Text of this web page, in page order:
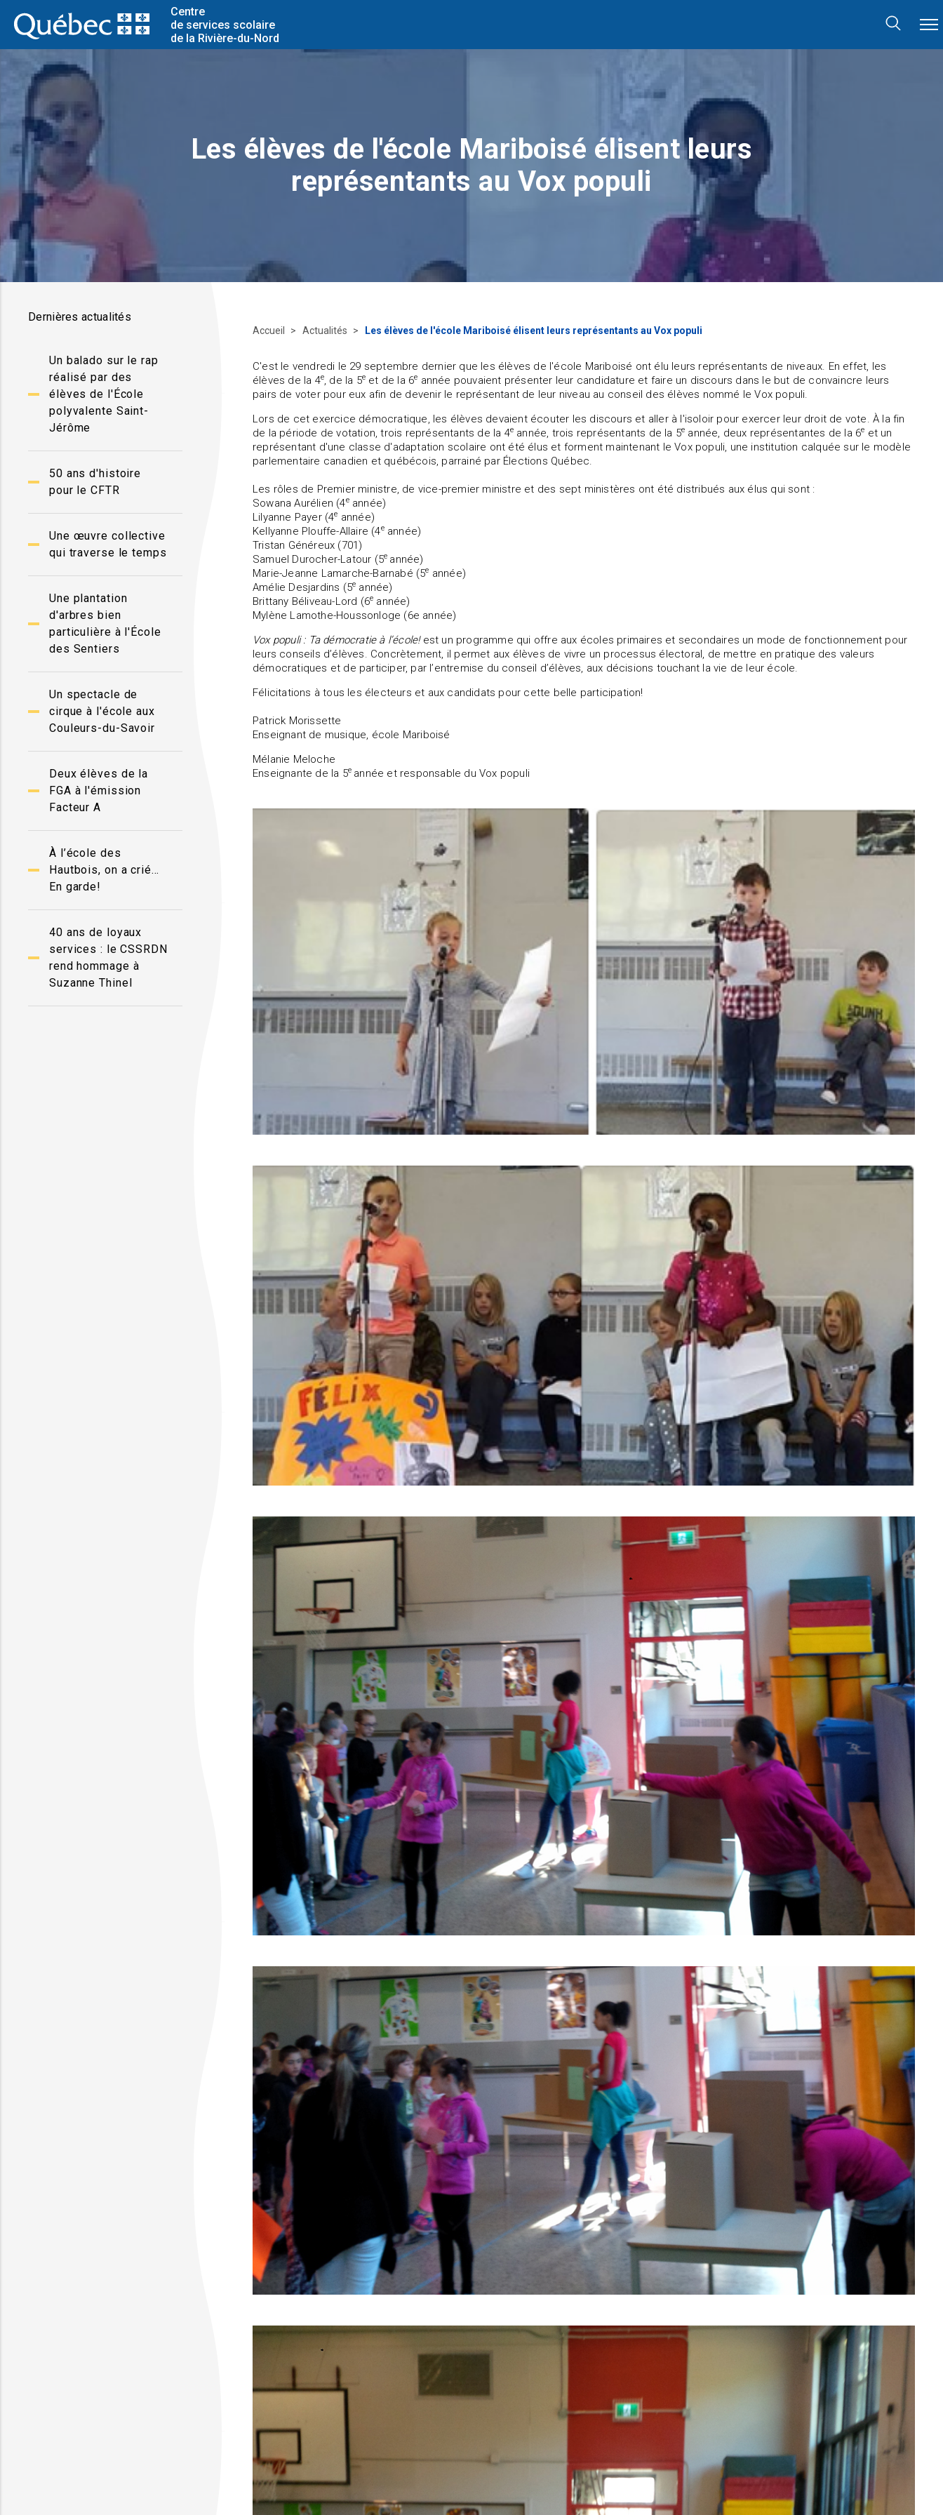
Centre
de services scolaire
de la Rivière-du-Nord
Les élèves de l'école Mariboisé élisent leurs
représentants au Vox populi
Dernières actualités
Un balado sur le rap
réalisé par des
élèves de l'École
polyvalente Saint-
Jérôme
50 ans d'histoire
pour le CFTR
Une œuvre collective
qui traverse le temps
Une plantation
d'arbres bien
particulière à l'École
des Sentiers
Un spectacle de
cirque à l'école aux
Couleurs-du-Savoir
Deux élèves de la
FGA à l'émission
Facteur A
À l’école des
Hautbois, on a crié…
En garde!
40 ans de loyaux
services : le CSSRDN
rend hommage à
Suzanne Thinel
Accueil Actualités Les élèves de l'école Mariboisé élisent leurs représentants au Vox populi
C'est le vendredi le 29 septembre dernier que les élèves de l'école Mariboisé ont élu leurs représentants de niveaux. En effet, les
élèves de la 4e, de la 5e et de la 6e année pouvaient présenter leur candidature et faire un discours dans le but de convaincre leurs
pairs de voter pour eux afin de devenir le représentant de leur niveau au conseil des élèves nommé le Vox populi.
Lors de cet exercice démocratique, les élèves devaient écouter les discours et aller à l'isoloir pour exercer leur droit de vote. À la fin
de la période de votation, trois représentants de la 4e année, trois représentants de la 5e année, deux représentantes de la 6e et un
représentant d'une classe d'adaptation scolaire ont été élus et forment maintenant le Vox populi, une institution calquée sur le modèle
parlementaire canadien et québécois, parrainé par Élections Québec.
Les rôles de Premier ministre, de vice-premier ministre et des sept ministères ont été distribués aux élus qui sont :
Sowana Aurélien (4eannée)
Lilyanne Payer (4e année)
Kellyanne Plouffe-Allaire (4eannée)
Tristan Généreux (701)
Samuel Durocher-Latour (5e année)
Marie-Jeanne Lamarche-Barnabé (5e année)
Amélie Desjardins (5e année)
Brittany Béliveau-Lord (6e année)
Mylène Lamothe-Houssonloge (6e année)
Vox populi : Ta démocratie à l’école!est un programme qui offre aux écoles primaires et secondaires un mode de fonctionnement pour
leurs conseils d’élèves. Concrètement, il permet aux élèves de vivre un processus électoral, de mettre en pratique des valeurs
démocratiques et de participer, par l’entremise du conseil d’élèves, aux décisions touchant la vie de leur école.
Félicitations à tous les électeurs et aux candidats pour cette belle participation!
Patrick Morissette
Enseignant de musique, école Mariboisé
Mélanie Meloche
Enseignante de la 5e année et responsable du Vox populi